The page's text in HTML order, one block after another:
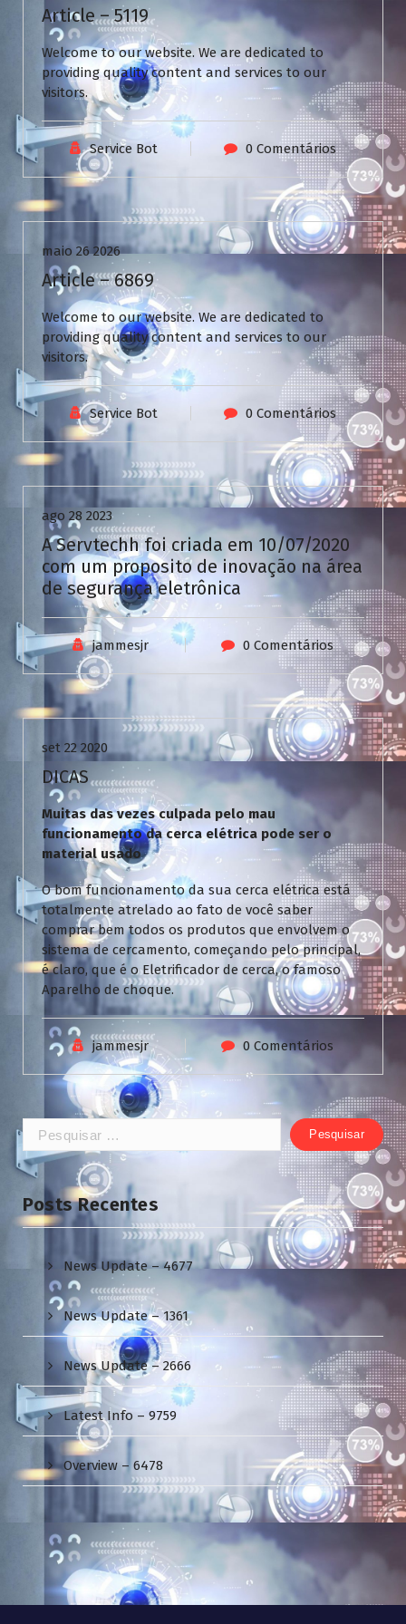
Article – 5119
Welcome to our website. We are dedicated to
providing quality content and services to our
visitors.
Service Bot 0 Comentários
Uncategorized
maio 26 2026
Article – 6869
Welcome to our website. We are dedicated to
providing quality content and services to our
visitors.
N
C
a
s
i
n
o
Service Bot 0 Comentários
Uncategorized
ago 28 2023
A Servtechh foi criada em 10/07/2020
com um proposito de inovação na área
de segurança eletrônica
jammesjr 0 Comentários
Uncategorized
set 22 2020
DICAS
Muitas das vezes culpada pelo mau
funcionamento da cerca elétrica pode ser o
material usado
O bom funcionamento da sua cerca elétrica está
totalmente atrelado ao fato de você saber
comprar bem todos os produtos que envolvem o
sistema de cercamento, começando pelo principal,
é claro, que é o Eletrificador de cerca, o famoso
Aparelho de choque.
jammesjr 0 Comentários
Pesquisar
por:
Posts Recentes
News Update – 4677
News Update – 1361
News Update – 2666
Latest Info – 9759
Overview – 6478